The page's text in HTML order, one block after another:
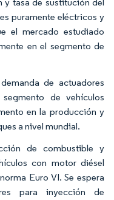
puramente eléctricos y
el mercado estudiado
en el segmento de
de actuadores
de vehículos
en la producción y
a nivel mundial.
de combustible y
con motor diésel
Euro VI. Se espera
para inyección de